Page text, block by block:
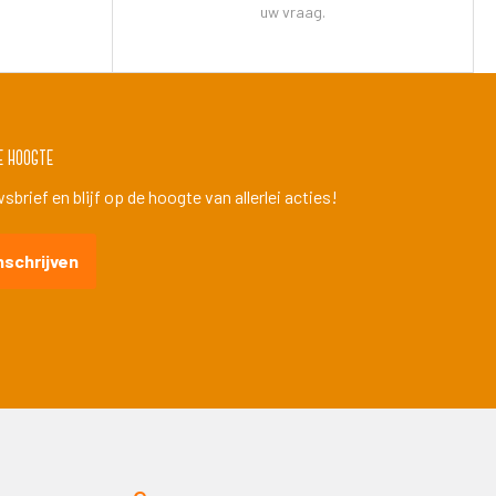
uw vraag.
hoogte
en blijf op de hoogte van allerlei acties!